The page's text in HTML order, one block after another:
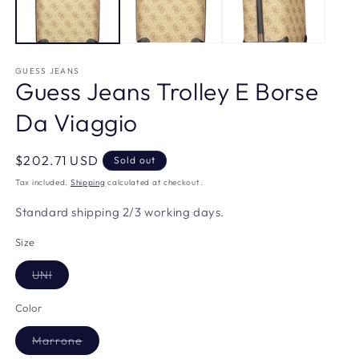
GUESS JEANS
Guess Jeans Trolley E Borse
Da Viaggio
Regular
price
$202.71 USD Sold out
Tax included. Shipping calculated at checkout.
Standard shipping 2/3 working days.
Size
UNIVariant
sold
Color
MarroneVariant
sold